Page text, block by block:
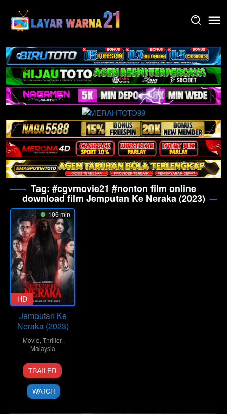
content
Tag: #cgvmovie21 #nonton film online
download film Jemputan Ke Neraka (2023)
106 min
HD
Jemputan Ke
Neraka (2023)
Movie,Thriller,
Malaysia
22
Jun
2023
Amor
Rizan
TRAILER
WATCH